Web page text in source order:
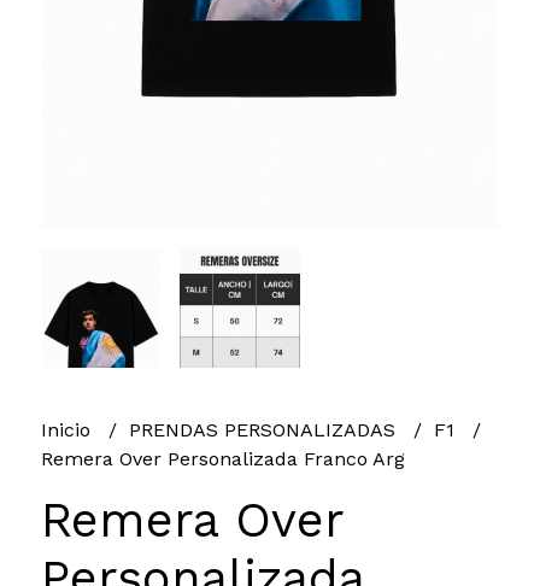
Inicio PRENDAS PERSONALIZADAS
F1
Remera Over Personalizada Franco Arg
Remera Over